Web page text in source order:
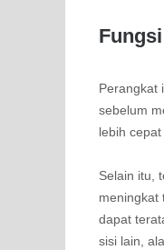
Perangkat
sebelum
lebih cepat
Selain itu,
meningkat
dapat
sisi lain,